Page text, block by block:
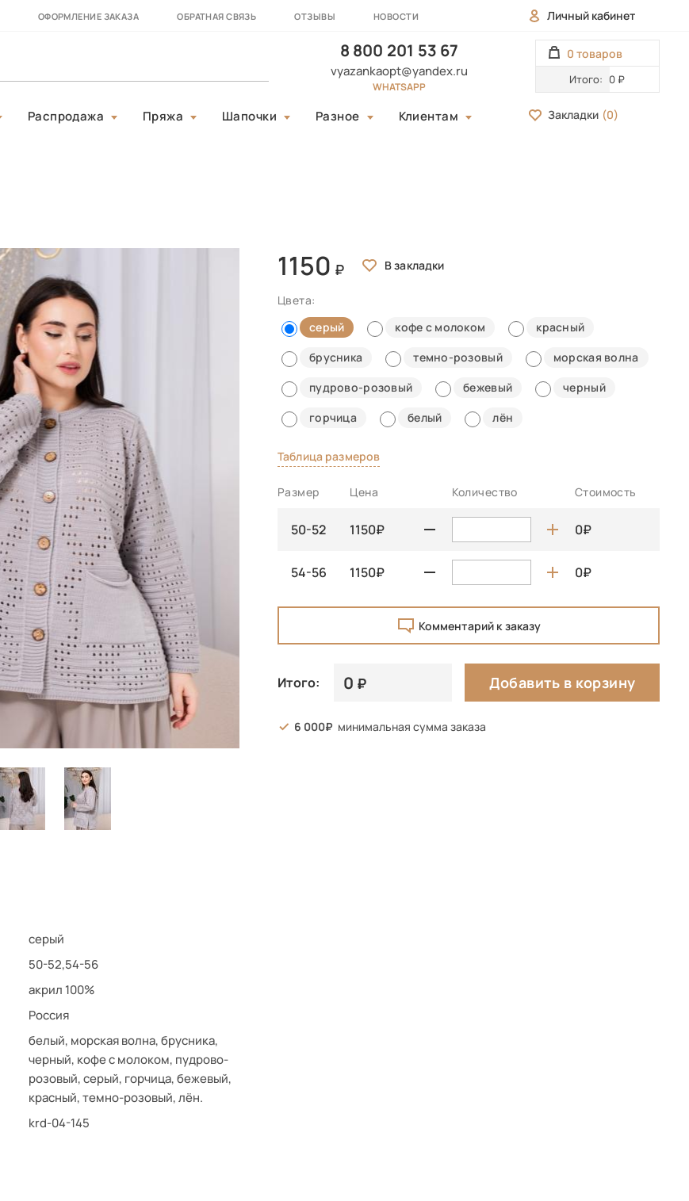
ОФОРМЛЕНИЕ ЗАКАЗА ОБРАТНАЯ СВЯЗЬ ОТЗЫВЫ НОВОСТИ Личный кабинет
8 800 201 53 67
vyazankaopt@yandex.ru
WHATSAPP
0 товаров
Итого: 0 ₽
Распродажа Пряжа Шапочки Разное Клиентам Закладки (0)
серый
50-52,54-56
акрил 100%
Россия
белый, морская волна, брусника,
черный, кофе с молоком, пудрово-
розовый, серый, горчица, бежевый,
красный, темно-розовый, лён.
krd-04-145
1150
Цвета:
серый
кофе с молоком
красный
брусника
темно-розовый
морская волна
пудрово-розовый
бежевый
черный
горчица
белый лён
Таблица размеров
Размер Цена Количество Стоимость
50-52 1150 0
54-56 1150 0
Комментарий к заказу
Итого: 0 Добавить в корзину
6 000 минимальная сумма заказа